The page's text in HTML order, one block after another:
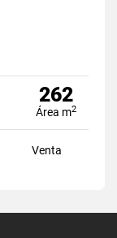
262
Área m2
Venta